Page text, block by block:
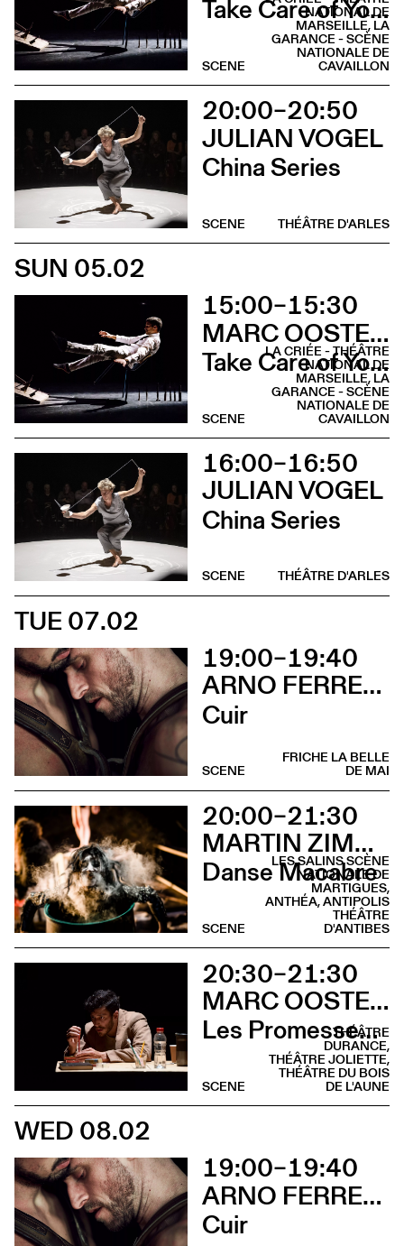
Take Care of Yourself
NATIONAL DE
MARSEILLE, LA
GARANCE - SCÈNE
NATIONALE DE
CAVAILLON
SCENE
20:00–20:50
JULIAN VOGEL
China Series
THÉÂTRE D'ARLES
SCENE
SUN 05.02
15:00–15:30
MARC OOSTERHOFF
Take Care of Yourself
LA CRIÉE - THÉÂTRE
NATIONAL DE
MARSEILLE, LA
GARANCE - SCÈNE
NATIONALE DE
CAVAILLON
SCENE
16:00–16:50
JULIAN VOGEL
China Series
THÉÂTRE D'ARLES
SCENE
TUE 07.02
19:00–19:40
ARNO FERRERA & GILLES POLET CIE UN LOUP POUR L'HOMME
Cuir
FRICHE LA BELLE
DE MAI
SCENE
20:00–21:30
MARTIN ZIMMERMANN
Danse Macabre
LES SALINS SCÈNE
NATIONALE DE
MARTIGUES,
ANTHÉA, ANTIPOLIS
THÉÂTRE
D'ANTIBES
SCENE
20:30–21:30
MARC OOSTERHOFF
Les Promesses de l’incertitude
THÉÂTRE
DURANCE,
THÉÂTRE JOLIETTE,
THÉÂTRE DU BOIS
DE L'AUNE
SCENE
WED 08.02
19:00–19:40
ARNO FERRERA & GILLES POLET CIE UN LOUP POUR L'HOMME
Cuir